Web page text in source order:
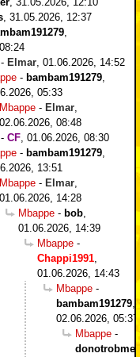
, 31.05.2026, 12:37
,
- Elmar, 01.06.2026, 14:52
- bambam191279,
05:33
Mbappe - Elmar,
02.06.2026, 08:48
- CF, 01.06.2026, 08:30
- bambam191279,
13:51
Mbappe - Elmar,
01.06.2026, 14:28
Mbappe - bob,
01.06.2026, 14:39
Mbappe -
Chappi1991,
01.06.2026, 14:43
Mbappe -
bambam191279,
02.06.2026, 05:37
Mbappe -
donotrobme